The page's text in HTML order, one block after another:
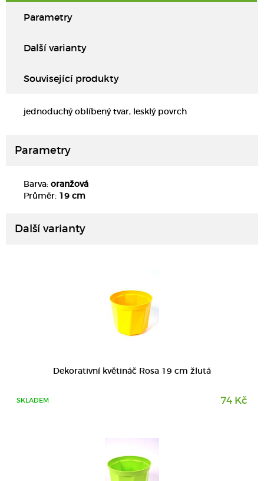
Parametry
Další varianty
Související produkty
jednoduchý oblíbený tvar, lesklý povrch
Parametry
Barva: oranžová
Průměr: 19 cm
Další varianty
Dekorativní květináč Rosa 19 cm žlutá
SKLADEM 74 Kč